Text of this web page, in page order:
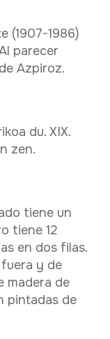
(1907-1986)
parecer
Azpiroz.
du. XIX.
zen.
tiene un
tiene 12
en dos filas.
y de
madera de
pintadas de